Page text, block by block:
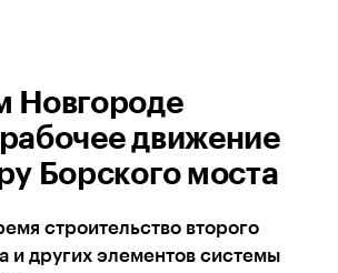
Новгороде
движение
Борского моста
строительство второго
и других элементов системы